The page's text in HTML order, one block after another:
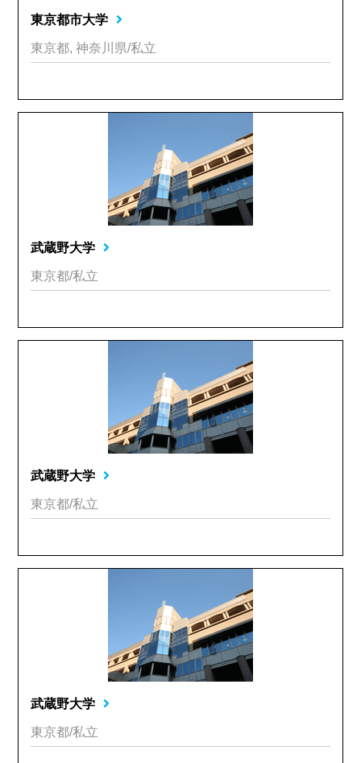
東京都市大学
東京都, 神奈川県/私立
武蔵野大学
東京都/私立
武蔵野大学
東京都/私立
武蔵野大学
東京都/私立